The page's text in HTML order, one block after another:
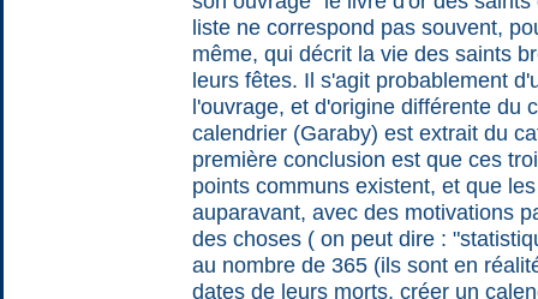
liste ne correspond pas souvent,
même, qui décrit la vie des saints
leurs fêtes. Il s'agit probablement
l'ouvrage, et d'origine différente du
calendrier (Garaby) est extrait du
première conclusion est que ces
points communs existent, et que
auparavant, avec des motivations
des choses ( on peut dire :
au nombre de 365 (ils sont en
dates de leurs morts, créer un